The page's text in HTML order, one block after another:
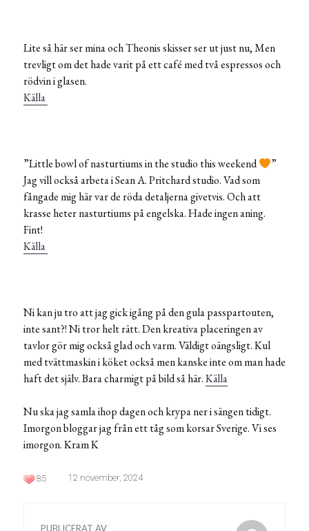
Lite så här ser mina och Theonis skisser ser ut just nu, Men
trevligt om det hade varit på ett café med två espressos och
rödvin i glasen.
Källa
”Little bowl of nasturtiums in the studio this weekend
”
Jag vill också arbeta i Sean A. Pritchard studio. Vad som
fångade mig här var de röda detaljerna givetvis. Och att
krasse heter nasturtiums på engelska. Hade ingen aning.
Fint!
Källa
Ni kan ju tro att jag gick igång på den gula passpartouten,
inte sant?! Ni tror helt rätt. Den kreativa placeringen av
tavlor gör mig också glad och varm. Väldigt oängsligt. Kul
med tvättmaskin i köket också men kanske inte om man hade
haft det själv. Bara charmigt på bild så här.Källa
Nu ska jag samla ihop dagen och krypa ner i sängen tidigt.
Imorgon bloggar jag från ett tåg som korsar Sverige. Vi ses
imorgon. Kram K
85 12 november, 2024
PUBLICERAT AV